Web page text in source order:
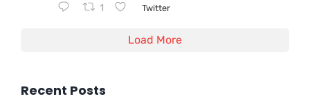
1 Twitter
Load More
Recent Posts